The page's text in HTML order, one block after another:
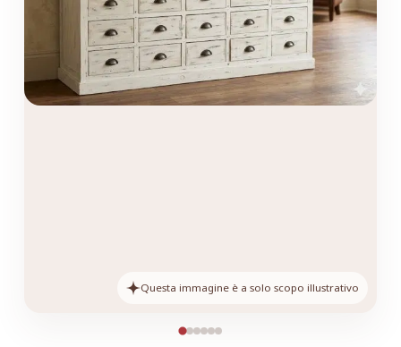
Questa immagine è a solo scopo illustrativo